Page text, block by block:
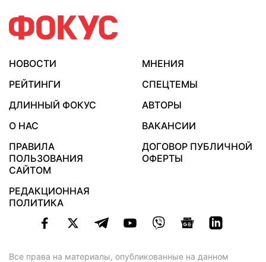
НОВОСТИ
МНЕНИЯ
РЕЙТИНГИ
СПЕЦТЕМЫ
ДЛИННЫЙ ФОКУС
АВТОРЫ
О НАС
ВАКАНСИИ
ПРАВИЛА
ПОЛЬЗОВАНИЯ
САЙТОМ
ДОГОВОР ПУБЛИЧНОЙ
ОФЕРТЫ
РЕДАКЦИОННАЯ
ПОЛИТИКА
Все права на материалы, опубликованные на данном